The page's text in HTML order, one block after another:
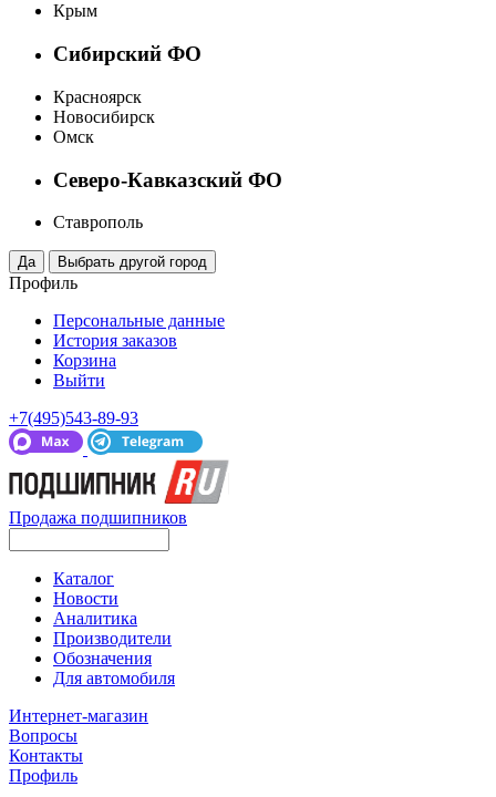
Крым
Сибирский ФО
Красноярск
Новосибирск
Омск
Северо-Кавказский ФО
Ставрополь
Профиль
Персональные данные
История заказов
Корзина
Выйти
+7(495)543-89-93
Продажа подшипников
Каталог
Новости
Аналитика
Производители
Обозначения
Для автомобиля
Интернет-магазин
Вопросы
Контакты
Профиль